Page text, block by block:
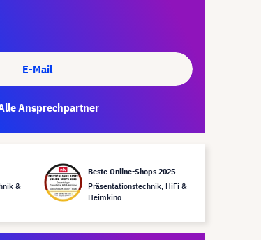
E-Mail
Ansprechpartner
&
Beste Online-Shops 2025
Präsentationstechnik, HiFi &
Heimkino